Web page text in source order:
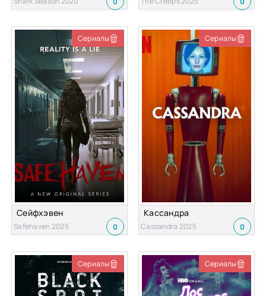
Сериалы
Сейфхэвен
Safehaven 2025 0
Сериалы
Кассандра
Cassandra 2025 0
Сериалы Сериалы